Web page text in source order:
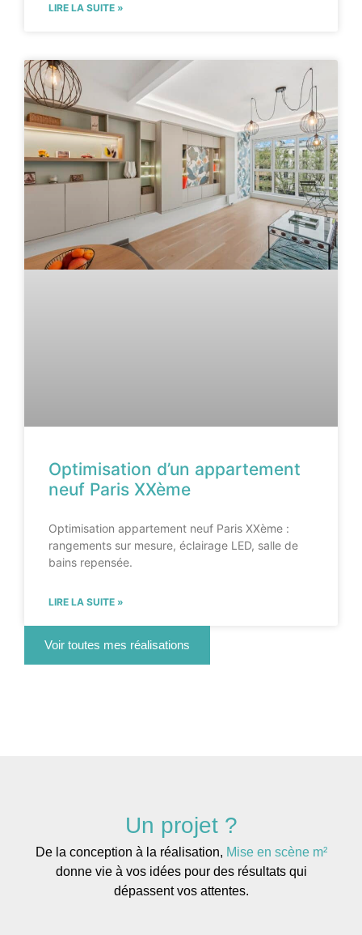
LIRE LA SUITE »
Optimisation d’un appartement
neuf Paris XXème
Optimisation appartement neuf Paris XXème :
rangements sur mesure, éclairage LED, salle de
bains repensée.
LIRE LA SUITE »
Voir toutes mes réalisations
Un projet ?
De la conception à la réalisation, Mise en scène m²
donne vie à vos idées pour des résultats qui
dépassent vos attentes.